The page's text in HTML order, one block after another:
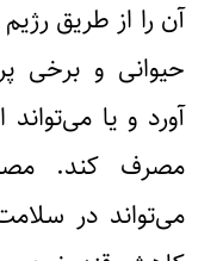
آن را از طریق
حیوانی و برخی
آورد و یا
مصرف کند.
می‌تواند در